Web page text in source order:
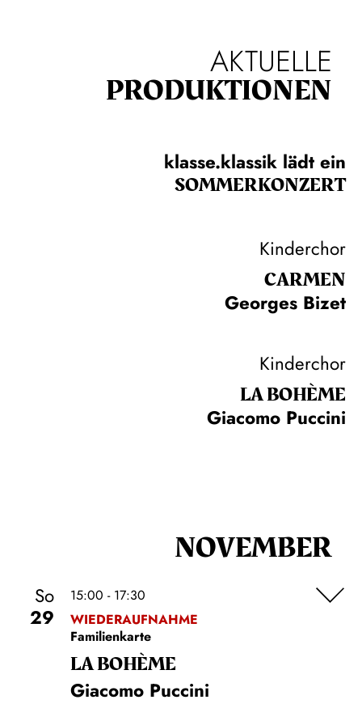
AKTUELLE
PRODUKTIONEN
klasse.klassik lädt ein
SOMMER­KONZERT
Kinderchor
CARMEN
Georges Bizet
Kinderchor
LA BOHÈME
Giacomo Puccini
NOVEMBER
So
29
15:00 - 17:30
WIEDERAUFNAHME
Familienkarte
LA BOHÈME
Giacomo Puccini